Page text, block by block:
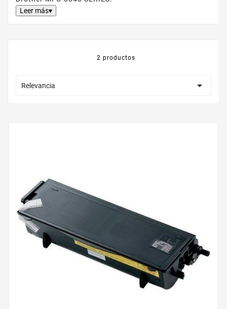
Leer más▾
2 productos
Relevancia 